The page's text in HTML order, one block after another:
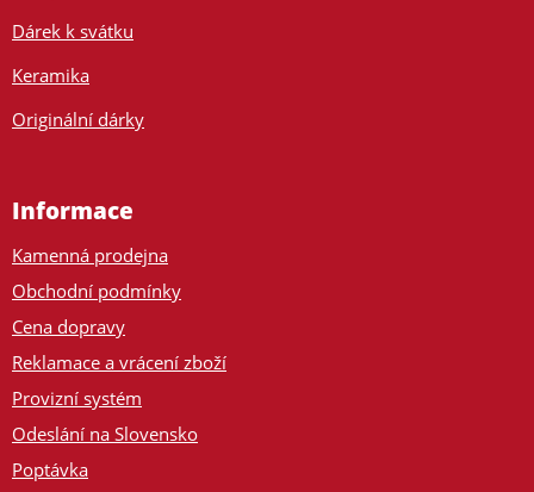
Dárek k svátku
Keramika
Originální dárky
Informace
Kamenná prodejna
Obchodní podmínky
Cena dopravy
Reklamace a vrácení zboží
Provizní systém
Odeslání na Slovensko
Poptávka